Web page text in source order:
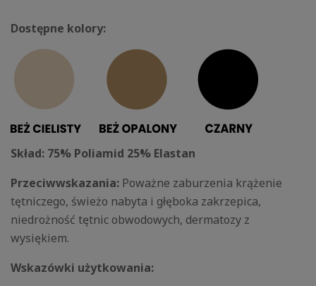
Dostępne kolory:
Skład: 75% Poliamid 25% Elastan
Przeciwwskazania: Poważne zaburzenia krążenie
tętniczego, świeżo nabyta i głęboka zakrzepica,
niedrożność tętnic obwodowych, dermatozy z
wysiękiem.
Wskazówki użytkowania: